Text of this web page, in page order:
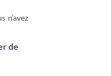
n’avez
de